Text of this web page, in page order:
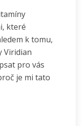
které
k tomu,
Viridian
pro vás
je mi tato